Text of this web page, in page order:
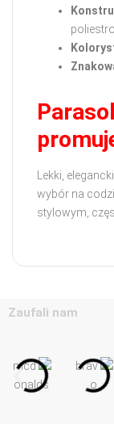
Lekki,
wybór na
stylowym,
Zaufali nam